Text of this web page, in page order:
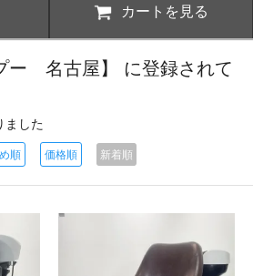
カートを見る
ー 名古屋】 に登録されて
ました
順 価格順 新着順